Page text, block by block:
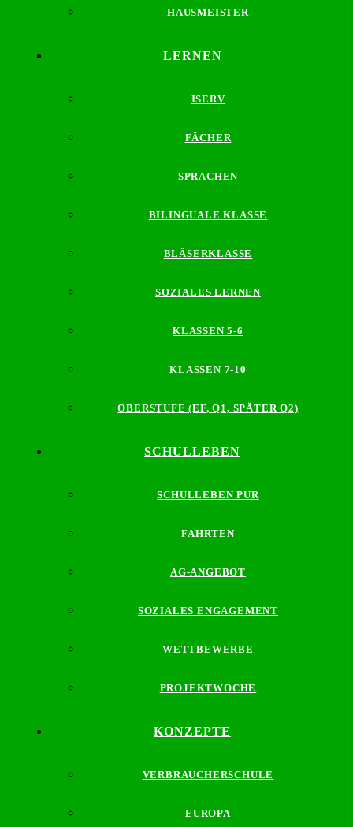
HAUSMEISTER
LERNEN
ISERV
FÄCHER
SPRACHEN
BILINGUALE KLASSE
BLÄSERKLASSE
SOZIALES LERNEN
KLASSEN 5-6
KLASSEN 7-10
OBERSTUFE (EF, Q1, SPÄTER Q2)
SCHULLEBEN
SCHULLEBEN PUR
FAHRTEN
AG-ANGEBOT
SOZIALES ENGAGEMENT
WETTBEWERBE
PROJEKTWOCHE
KONZEPTE
VERBRAUCHERSCHULE
EUROPA